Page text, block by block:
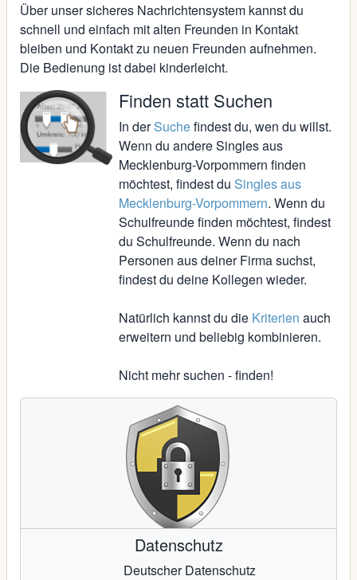
Über unser sicheres Nachrichtensystem kannst du
schnell und einfach mit alten Freunden in Kontakt
bleiben und Kontakt zu neuen Freunden aufnehmen.
Die Bedienung ist dabei kinderleicht.
Finden statt Suchen
In derSuchefindest du, wen du willst.
Wenn du andere Singles aus
Mecklenburg-Vorpommern finden
möchtest, findest du Singles aus
Mecklenburg-Vorpommern. Wenn du
Schulfreunde finden möchtest, findest
du Schulfreunde. Wenn du nach
Personen aus deiner Firma suchst,
findest du deine Kollegen wieder.
Natürlich kannst du die Kriterien auch
erweitern und beliebig kombinieren.
Nicht mehr suchen - finden!
Datenschutz
Deutscher Datenschutz